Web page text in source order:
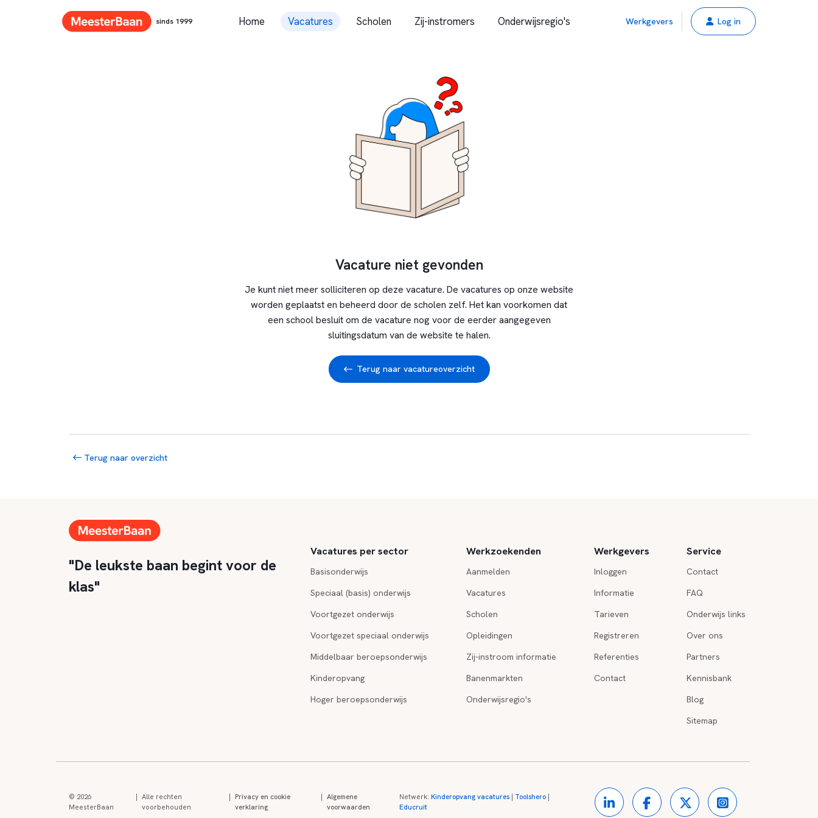
sinds 1999 Home Vacatures Scholen Zij-instromers Onderwijsregio's Werkgevers Log in
Vacature niet gevonden
Je kunt niet meer solliciteren op deze vacature. De vacatures op onze website
worden geplaatst en beheerd door de scholen zelf. Het kan voorkomen dat
een school besluit om de vacature nog voor de eerder aangegeven
sluitingsdatum van de website te halen.
Terug naar vacatureoverzicht
Terug naar overzicht
"De leukste baan begint voor de
klas"
Vacatures per sector
Basisonderwijs
Speciaal (basis) onderwijs
Voortgezet onderwijs
Voortgezet speciaal onderwijs
Middelbaar beroepsonderwijs
Kinderopvang
Hoger beroepsonderwijs
Werkzoekenden
Aanmelden
Vacatures
Scholen
Opleidingen
Zij-instroom informatie
Banenmarkten
Onderwijsregio's
Werkgevers
Inloggen
Informatie
Tarieven
Registreren
Referenties
Contact
Service
Contact
FAQ
Onderwijs links
Over ons
Partners
Kennisbank
Blog
Sitemap
© 2026
MeesterBaan
Alle rechten
voorbehouden
Privacy en cookie
verklaring
Algemene
voorwaarden
Netwerk: Kinderopvang vacatures| Toolshero|
Educruit